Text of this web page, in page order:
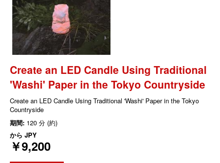
Create an LED Candle Using Traditional
'Washi' Paper in the Tokyo Countryside
Create an LED Candle Using Traditional 'Washi' Paper in the Tokyo
Countryside
期間: 120 分 (約)
から JPY
￥9,200